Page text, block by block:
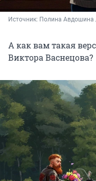
Источник: Полина Авдошина
А как вам такая
Виктора Васнецова?